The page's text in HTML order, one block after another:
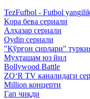
TezFufbol - Futbol
Қора бева сериали
Алҳазар сериали
Oydin сериали
"Қўрғон сирлари"
Муҳташам юз йил
Bollywood Battle
ZO‘R TV каналидаги
Million концерти
Гап чиқди